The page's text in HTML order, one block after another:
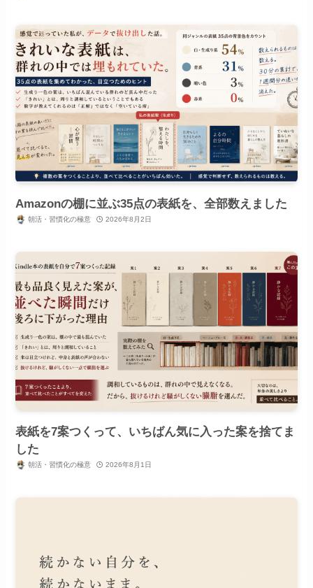
Amazonの棚に並ぶ35点の表紙を、全部数えました
朝活・習慣化の極意 2026年8月2日
表紙を7案つくって、いちばん気に入った案を捨てま
した
朝活・習慣化の極意 2026年8月1日